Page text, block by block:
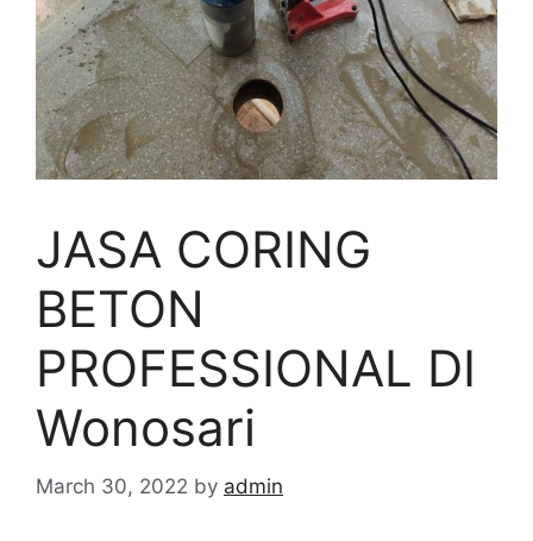
JASA CORING
BETON
PROFESSIONAL DI
Wonosari
March 30, 2022 by admin